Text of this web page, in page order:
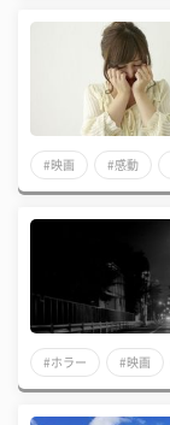
#映画 #感動
#ホラー #映画